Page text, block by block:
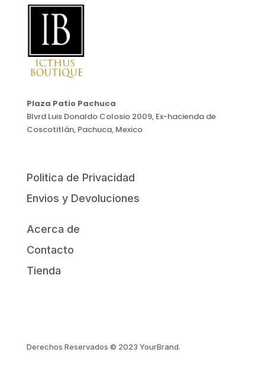
Plaza Patio Pachuca
Blvrd Luis Donaldo Colosio 2009, Ex-hacienda de
Coscotitlán, Pachuca, Mexico
Politica de Privacidad
Envios y Devoluciones
Acerca de
Contacto
Tienda
Derechos Reservados © 2023 YourBrand.